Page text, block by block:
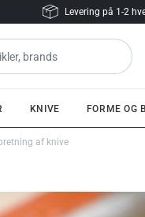
Levering på 1-2
KNIVE FORME OG
af knive